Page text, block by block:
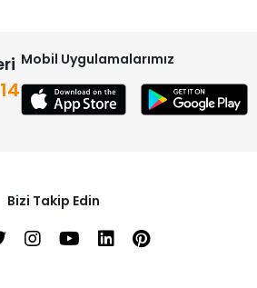
Mobil Uygulamalarımız
Bizi Takip Edin